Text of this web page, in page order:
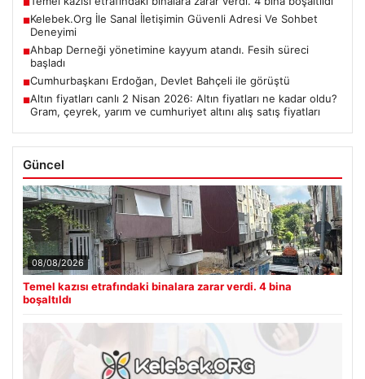
■
■Kelebek.Org İle Sanal İletişimin Güvenli Adresi Ve Sohbet
Deneyimi
■Ahbap Derneği yönetimine kayyum atandı. Fesih süreci
başladı
■Cumhurbaşkanı Erdoğan, Devlet Bahçeli ile görüştü
■Altın fiyatları canlı 2 Nisan 2026: Altın fiyatları ne kadar oldu?
Gram, çeyrek, yarım ve cumhuriyet altını alış satış fiyatları
Güncel
08/08/2026
Temel kazısı etrafındaki binalara zarar verdi. 4 bina
boşaltıldı